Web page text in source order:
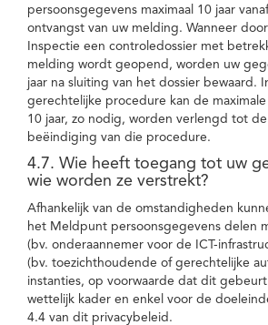
persoonsgegevens maximaal 10 jaar
ontvangst van uw melding. Wanneer
Inspectie een controledossier met
melding wordt geopend, worden uw
jaar na sluiting van het dossier bewaard.
gerechtelijke procedure kan de
10 jaar, zo nodig, worden verlengd tot
beëindiging van die procedure.
4.7. Wie heeft toegang tot uw
wie worden ze verstrekt?
Afhankelijk van de omstandigheden
het Meldpunt persoonsgegevens delen
(bv. onderaannemer voor de ICT-
(bv. toezichthoudende of gerechtelijke
instanties, op voorwaarde dat dit
wettelijk kader en enkel voor de
4.4 van dit privacybeleid.